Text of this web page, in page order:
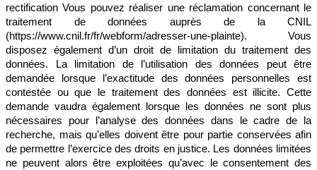
rectification Vous pouvez réaliser une réclamation concernant le
traitement de données auprès de la CNIL
(https://www.cnil.fr/fr/webform/adresser-une-plainte). Vous
disposez également d’un droit de limitation du traitement des
données. La limitation de l’utilisation des données peut être
demandée lorsque l’exactitude des données personnelles est
contestée ou que le traitement des données est illicite. Cette
demande vaudra également lorsque les données ne sont plus
nécessaires pour l’analyse des données dans le cadre de la
recherche, mais qu’elles doivent être pour partie conservées afin
de permettre l’exercice des droits en justice. Les données limitées
ne peuvent alors être exploitées qu’avec le consentement des